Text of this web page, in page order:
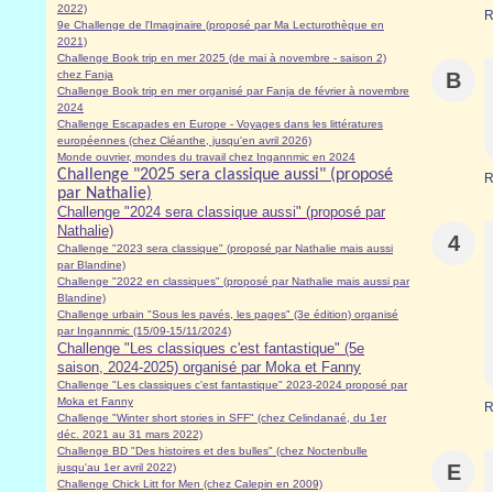
2022)
9e Challenge de l'Imaginaire (proposé par Ma Lecturothèque en
2021)
Challenge Book trip en mer 2025 (de mai à novembre - saison 2)
chez Fanja
Challenge Book trip en mer organisé par Fanja de février à novembre
2024
Challenge Escapades en Europe - Voyages dans les littératures
européennes (chez Cléanthe, jusqu'en avril 2026)
Monde ouvrier, mondes du travail chez Ingannmic en 2024
Challenge "2025 sera classique aussi" (proposé
par Nathalie)
Challenge "2024 sera classique aussi" (proposé par
Nathalie)
Challenge "2023 sera classique" (proposé par Nathalie mais aussi
par Blandine)
Challenge "2022 en classiques" (proposé par Nathalie mais aussi par
Blandine)
Challenge urbain "Sous les pavés, les pages" (3e édition) organisé
par Ingannmic (15/09-15/11/2024)
Challenge "Les classiques c'est fantastique" (5e
saison, 2024-2025) organisé par Moka et Fanny
Challenge "Les classiques c'est fantastique" 2023-2024 proposé par
Moka et Fanny
Challenge "Winter short stories in SFF" (chez Celindanaé, du 1er
déc. 2021 au 31 mars 2022)
Challenge BD "Des histoires et des bulles" (chez Noctenbulle
jusqu'au 1er avril 2022)
Challenge Chick Litt for Men (chez Calepin en 2009)
B
4
E